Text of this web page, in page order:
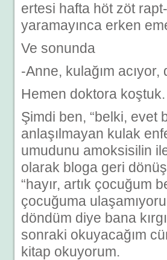
ertesi hafta höt zöt
yaramayınca erken
Ve sonunda
-Anne, kulağım acıyor,
Hemen doktora
Şimdi ben, “belki, evet
anlaşılmayan kulak
umudunu amoksisilin
olarak bloga geri
“hayır, artık çocuğum
çocuğuma
döndüm diye bana
sonraki okuyacağım
kitap okuyorum.